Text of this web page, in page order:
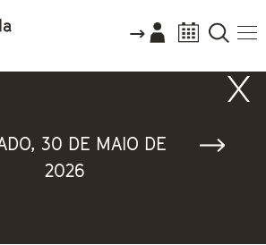
30 DE MAIO DE
2026